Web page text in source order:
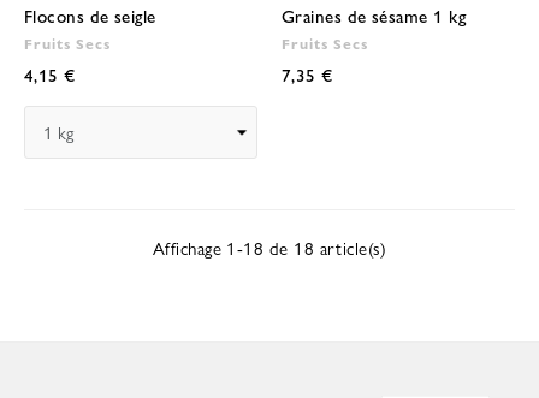
Flocons de seigle
Fruits Secs
4,15 €
Graines de sésame 1 kg
Fruits Secs
7,35 €
Affichage 1-18 de 18 article(s)